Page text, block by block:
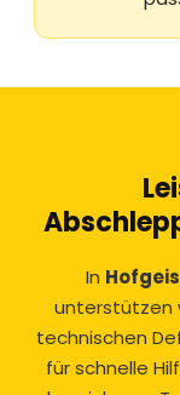
In
unterstützen
technischen
für schnelle